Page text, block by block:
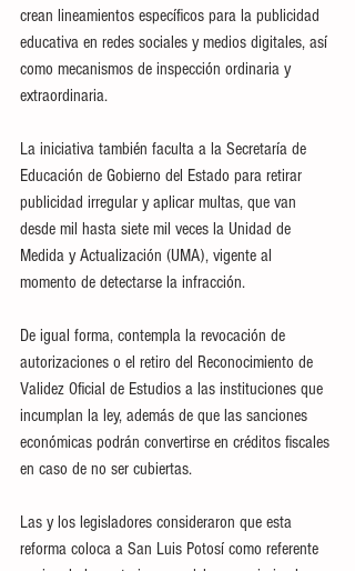
crean lineamientos específicos para la publicidad
educativa en redes sociales y medios digitales, así
como mecanismos de inspección ordinaria y
extraordinaria.
La iniciativa también faculta a la Secretaría de
Educación de Gobierno del Estado para retirar
publicidad irregular y aplicar multas, que van
desde mil hasta siete mil veces la Unidad de
Medida y Actualización (UMA), vigente al
momento de detectarse la infracción.
De igual forma, contempla la revocación de
autorizaciones o el retiro del Reconocimiento de
Validez Oficial de Estudios a las instituciones que
incumplan la ley, además de que las sanciones
económicas podrán convertirse en créditos fiscales
en caso de no ser cubiertas.
Las y los legisladores consideraron que esta
reforma coloca a San Luis Potosí como referente